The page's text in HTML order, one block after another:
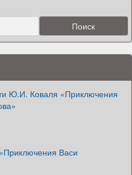
Ю.И. Коваля «Приключения
Васи